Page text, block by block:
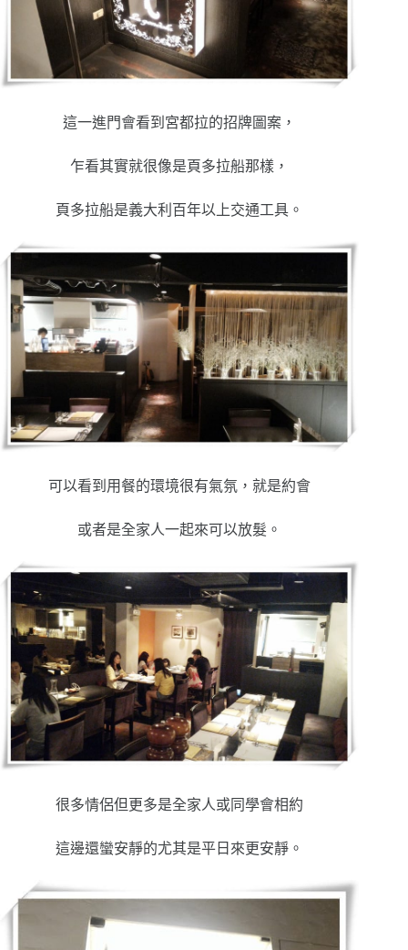
這一進門會看到宮都拉的招牌圖案，
乍看其實就很像是頁多拉船那樣，
頁多拉船是義大利百年以上交通工具。
可以看到用餐的環境很有氣氛，就是約會
或者是全家人一起來可以放髮。
很多情侶但更多是全家人或同學會相約
這邊還蠻安靜的尤其是平日來更安靜。